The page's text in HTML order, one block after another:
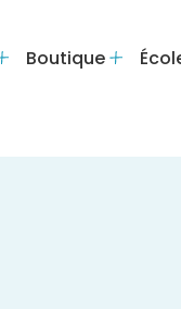
Boutique